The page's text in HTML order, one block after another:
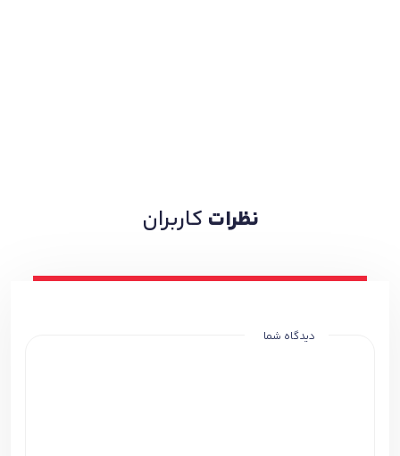
نظرات کاربران
دیدگاه شما